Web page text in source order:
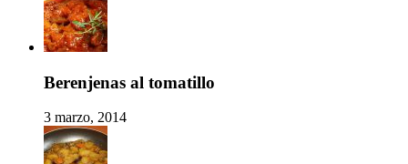
Berenjenas al tomatillo
3 marzo, 2014